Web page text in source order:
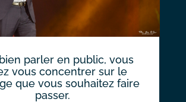
parler en public, vous
vous concentrer sur le
que vous souhaitez faire
passer.